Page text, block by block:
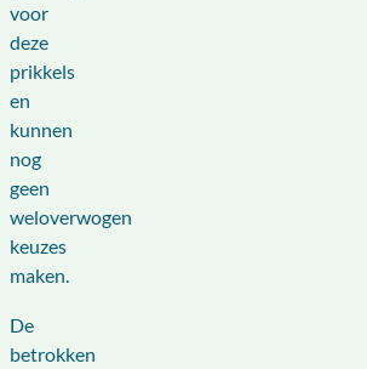
voor
deze
prikkels
en
kunnen
nog
geen
weloverwogen
keuzes
maken.
De
betrokken